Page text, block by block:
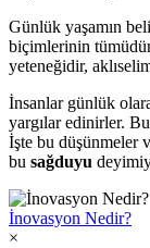
Günlük yaşamın
biçimlerinin
yeteneğidir,
İnsanlar günlük
yargılar edinirler.
İşte bu düşünmeler
bu sağduyu
İnovasyon Nedir?
×